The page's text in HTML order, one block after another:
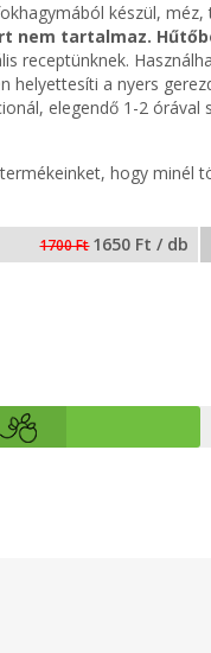
készül,
nem tartalmaz.
receptünknek.
helyettesíti a nyers
elegendő 1-2
hogy minél
1700 Ft 1650 Ft / db